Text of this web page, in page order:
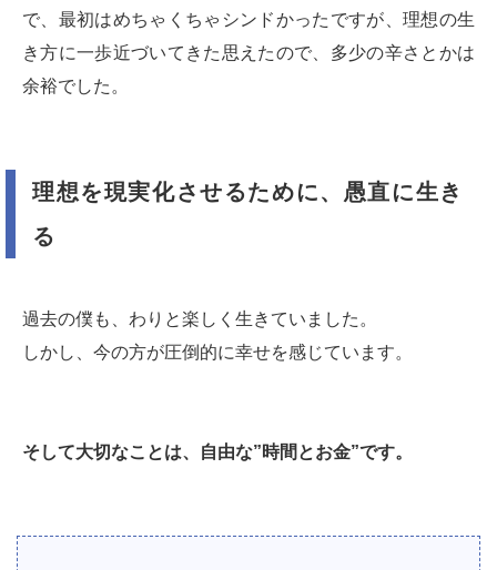
で、最初はめちゃくちゃシンドかったですが、理想の生
き方に一歩近づいてきた思えたので、多少の辛さとかは
余裕でした。
理想を現実化させるために、愚直に生き
る
過去の僕も、わりと楽しく生きていました。
しかし、今の方が圧倒的に幸せを感じています。
そして大切なことは、自由な”時間とお金”です。